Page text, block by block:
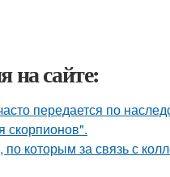
на сайте:
передается по
скорпионов".
которым за связь с